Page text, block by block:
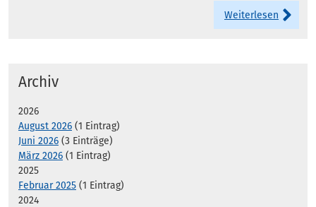
Weiterlesen
Archiv
2026
August 2026 (1 Eintrag)
Juni 2026 (3 Einträge)
März 2026 (1 Eintrag)
2025
Februar 2025 (1 Eintrag)
2024